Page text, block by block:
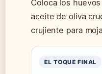
Coloca los
aceite de oliva
crujiente para
EL TOQUE FINAL